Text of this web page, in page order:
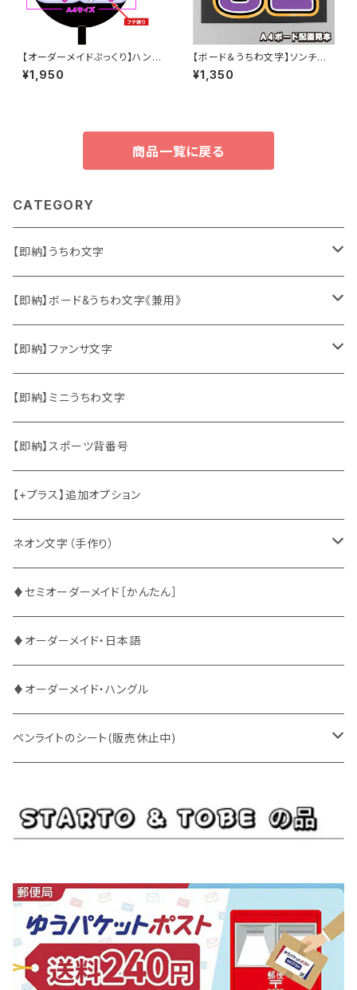
【オーダーメイドぷっくり】ハング
ル専用 【ボード&うちわ文字】
¥1,950
【ボード＆うちわ文字】ソンチャ
ン・성찬① 即納 【RIIZE】
¥1,350
商品一覧に戻る
CATEGORY
【即納】うちわ文字
ソロ・歌手&タレント
韓国ソロ・歌手&タレント
東方神起
竜宮城
2PM
ATEEZ
BUDDiiS
DXTEEN
ENHYPEN
EXO
iKON
INI
JO1
NCT
【即納】ボード&うちわ文字《兼用》
ソロ・歌手&タレント
韓国ソロ・歌手&タレント
東方神起
2PM
ASTRO
ATEEZ
BLANK2Y
BOYNEXTDOOR
BUDDiiS
ENHYPEN
EXO
Golden Child
GOT7
【即納】ファンサ文字
日本語&英語
ハングル
中国語
【即納】ミニうちわ文字
【即納】スポーツ背番号
【+プラス】追加オプション
ネオン文字（手作り）
ファンサ
CRAVITY
ENHYPEN
EXO
Stray Kids
♦セミオーダーメイド［かんたん］
♦オーダーメイド・日本語
♦オーダーメイド・ハングル
ペンライトのシート(販売休止中)
INI
JO1
NOA